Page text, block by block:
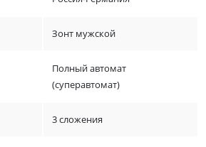
Зонт мужской
Полный автомат
(суперавтомат)
3 сложения